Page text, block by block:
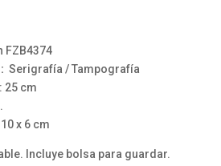
FZB4374
Serigrafía / Tampografía
25 cm
10 x 6 cm
Incluye bolsa para guardar.